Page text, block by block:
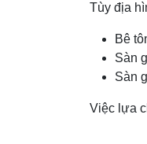
Tùy địa
Bê
Sàn
Sàn
Việc lựa